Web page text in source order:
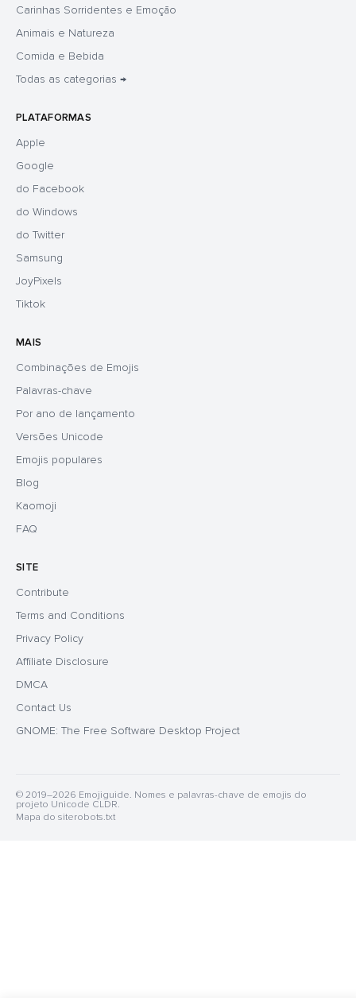
Carinhas Sorridentes e Emoção
Animais e Natureza
Comida e Bebida
Todas as categorias →
PLATAFORMAS
Apple
Google
do Facebook
do Windows
do Twitter
Samsung
JoyPixels
Tiktok
MAIS
Combinações de Emojis
Palavras-chave
Por ano de lançamento
Versões Unicode
Emojis populares
Blog
Kaomoji
FAQ
SITE
Contribute
Terms and Conditions
Privacy Policy
Affiliate Disclosure
DMCA
Contact Us
GNOME: The Free Software Desktop Project
© 2019–2026 Emojiguide. Nomes e palavras-chave de emojis do
projeto Unicode CLDR.
Mapa do siterobots.txt